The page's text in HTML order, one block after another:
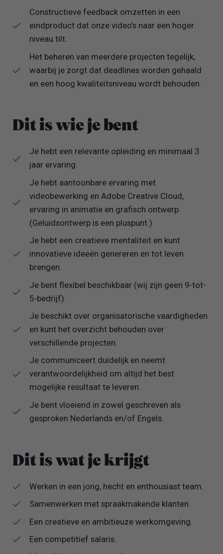
Constructieve feedback omzetten in een
eindproduct dat onze video’s naar een hoger
niveau tilt.
Het beheren van meerdere projecten tegelijk,
waarbij je zorgt dat deadlines worden gehaald
en een hoog kwaliteitsniveau wordt behouden.
Dit is wie je bent
Je hebt een relevante opleiding en minimaal 3
jaar ervaring.
Je hebt aantoonbare ervaring met
videobewerking en Adobe Creative Cloud,
ervaring in animatie en grafisch ontwerp.
(Geluidsontwerp is een pluspunt.)
Je hebt een creatieve mentaliteit en kunt
innovatieve ideeën genereren en tot leven
brengen.
Je bent flexibel beschikbaar (wij zijn geen 9-tot-
5-bedrijf).
Je beschikt over organisatorische vaardigheden
en kunt het overzicht behouden over
verschillende projecten.
Je communiceert duidelijk en neemt
verantwoordelijkheid om altijd het best
mogelijke resultaat te leveren.
Je bent vloeiend in zowel geschreven als
gesproken Nederlands en/of Engels.
Dit is wat je krijgt
Werken in een jong, hecht en enthousiast team.
Samenwerken met spraakmakende klanten.
Een creatieve en ambitieuze werkomgeving.
Een competitief salaris.